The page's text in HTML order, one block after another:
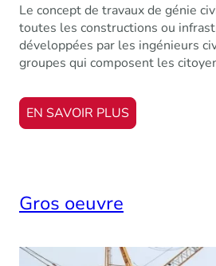
Le concept de travaux de génie
toutes les constructions ou
développées par les ingénieurs
groupes qui composent les
EN SAVOIR PLUS
Gros oeuvre